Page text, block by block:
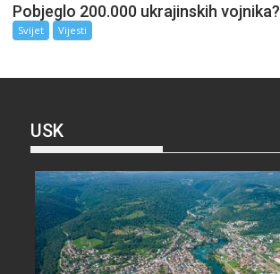
Pobjeglo 200.000 ukrajinskih vojnika?
Svijet Vijesti
USK